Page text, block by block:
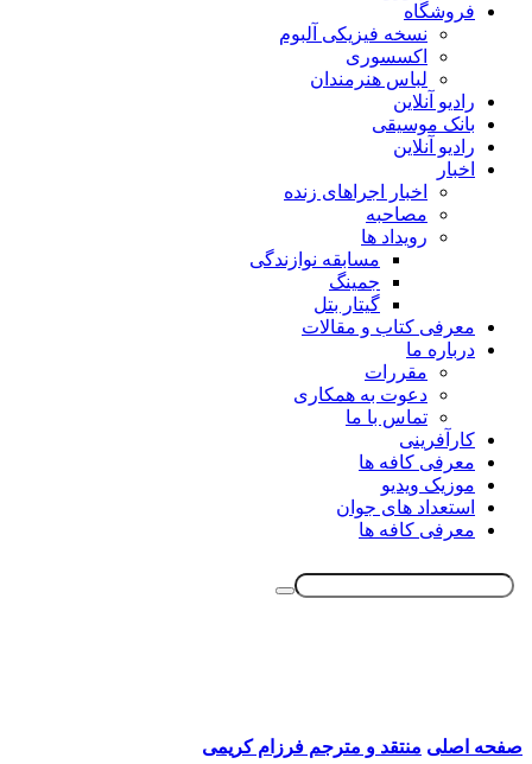
فروشگاه
نسخه فیزیکی آلبوم
اکسسوری
لباس هنرمندان
رادیو آنلاین
بانک موسیقی
رادیو آنلاین
اخبار
اخبار اجراهای زنده
مصاحبه
رویداد ها
مسابقه نوازندگی
جمینگ
گیتار بتل
معرفی کتاب و مقالات
درباره ما
مقررات
دعوت به همکاری
تماس با ما
کارآفرینی
معرفی کافه ها
موزیک ویدیو
استعداد های جوان
معرفی کافه ها
صفحه اصلی منتقد و مترجم فرزام کریمی